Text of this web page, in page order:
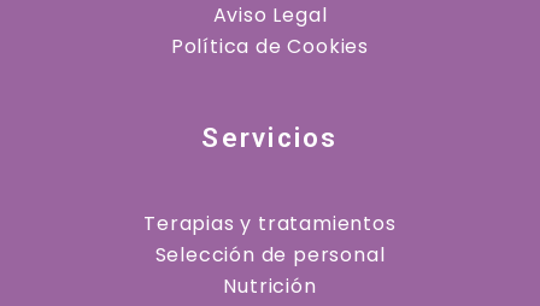
Aviso Legal
Política de Cookies
Servicios
Terapias y tratamientos
Selección de personal
Nutrición